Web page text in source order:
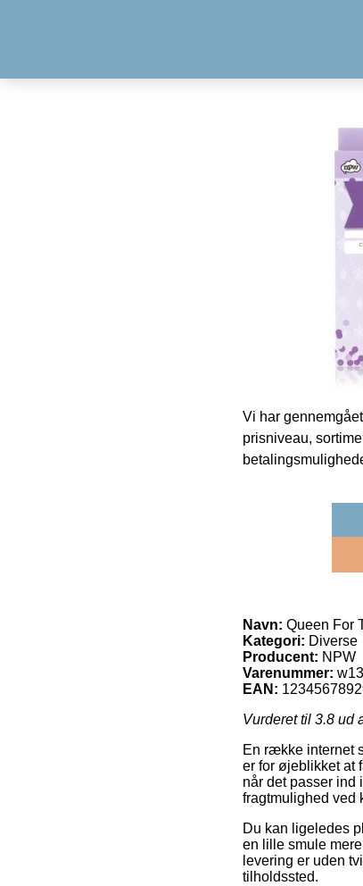
Vi har
prisniveau,
Navn: Queen For
Kategori: Diverse
Producent: NPW
Varenummer:
EAN:
Vurderet til 3.8 ud
En række internet
er for øjeblikket at
når det passer ind
fragtmulighed ved
Du kan ligeledes
en lille smule
levering er uden
tilholdssted.